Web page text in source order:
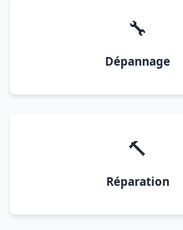
🔧
Dépannage
🔨
Réparation